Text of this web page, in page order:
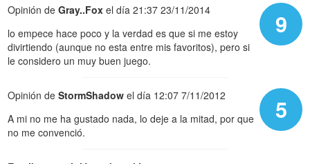
9
Opinión deGray..Fox el día 21:37 23/11/2014
lo empece hace poco y la verdad es que si me estoy
divirtiendo (aunque no esta entre mis favoritos), pero si
le considero un muy buen juego.
5
Opinión deStormShadow el día 12:07 7/11/2012
A mi no me ha gustado nada, lo deje a la mitad, por que
no me convenció.